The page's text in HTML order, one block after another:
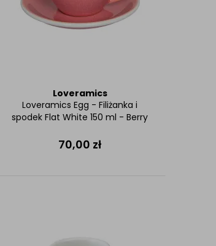
Loveramics
Loveramics Egg - Filiżanka i
spodek Flat White 150 ml - Berry
70,00 zł